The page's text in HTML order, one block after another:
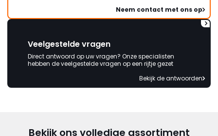
Neem contact met ons op
Veelgestelde vragen
Direct antwoord op uw vragen? Onze specialisten
hebben de veelgestelde vragen op een rijtje gezet
Bekijk de antwoorden
Bekijk ons volledige assortiment